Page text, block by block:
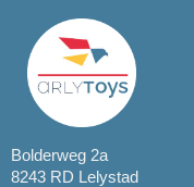
Bolderweg 2a
8243 RD Lelystad